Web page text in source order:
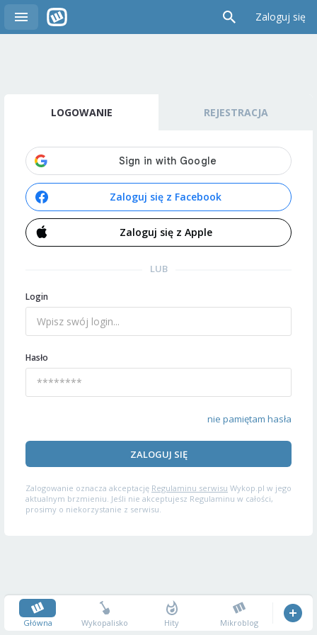
Zaloguj się
LOGOWANIE REJESTRACJA
Zaloguj się z Facebook
Zaloguj się z Apple
LUB
Login
Hasło
nie pamiętam hasła
ZALOGUJ SIĘ
Zalogowanie oznacza akceptację Regulaminu serwisu Wykop.pl w jego
aktualnym brzmieniu. Jeśli nie akceptujesz Regulaminu w całości,
prosimy o niekorzystanie z serwisu.
Główna Wykopalisko Hity Mikroblog